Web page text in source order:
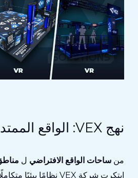
نهج VEX: الواقع الممتد كنظام بيئي
من ساحات الواقع الافتراضي ل